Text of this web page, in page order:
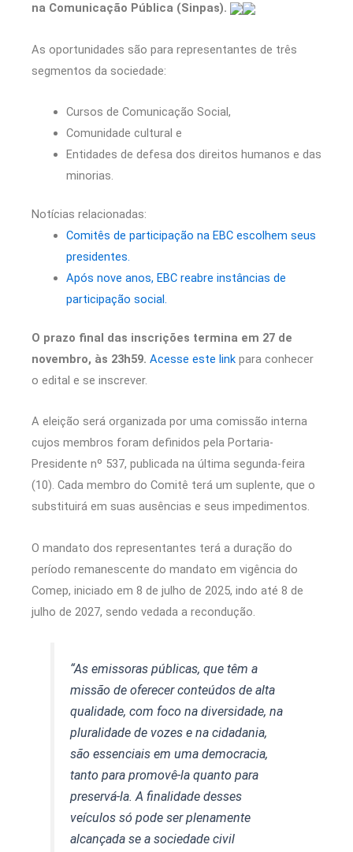
na Comunicação Pública (Sinpas).
As oportunidades são para representantes de três
segmentos da sociedade:
Cursos de Comunicação Social,
Comunidade cultural e
Entidades de defesa dos direitos humanos e das
minorias.
Notícias relacionadas:
Comitês de participação na EBC escolhem seus
presidentes.
Após nove anos, EBC reabre instâncias de
participação social.
O prazo final das inscrições termina em 27 de
novembro, às 23h59. Acesse este link para conhecer
o edital e se inscrever.
A eleição será organizada por uma comissão interna
cujos membros foram definidos pela Portaria-
Presidente nº 537, publicada na última segunda-feira
(10). Cada membro do Comitê terá um suplente, que o
substituirá em suas ausências e seus impedimentos.
O mandato dos representantes terá a duração do
período remanescente do mandato em vigência do
Comep, iniciado em 8 de julho de 2025, indo até 8 de
julho de 2027, sendo vedada a recondução.
“As emissoras públicas, que têm a
missão de oferecer conteúdos de alta
qualidade, com foco na diversidade, na
pluralidade de vozes e na cidadania,
são essenciais em uma democracia,
tanto para promovê-la quanto para
preservá-la. A finalidade desses
veículos só pode ser plenamente
alcançada se a sociedade civil